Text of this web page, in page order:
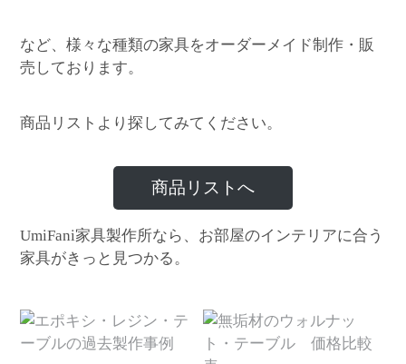
など、様々な種類の家具をオーダーメイド制作・販
売しております。
商品リストより探してみてください。
商品リストへ
UmiFani家具製作所なら、お部屋のインテリアに合う
家具がきっと見つかる。